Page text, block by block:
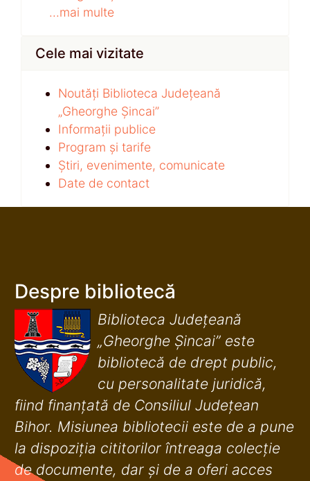
...mai multe
Cele mai vizitate
Noutăți Biblioteca Județeană
„Gheorghe Șincai”
Informații publice
Program și tarife
Știri, evenimente, comunicate
Date de contact
Despre bibliotecă
Biblioteca Județeană
„Gheorghe Șincai” este
bibliotecă de drept public,
cu personalitate juridică,
fiind finanţată de Consiliul Judeţean
Bihor. Misiunea bibliotecii este de a pune
la dispoziţia cititorilor întreaga colecţie
de documente, dar şi de a oferi acces